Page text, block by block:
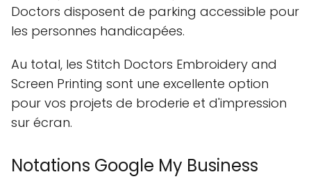
Doctors disposent de parking accessible pour
les personnes handicapées.
Au total, les Stitch Doctors Embroidery and
Screen Printing sont une excellente option
pour vos projets de broderie et d'impression
sur écran.
Notations Google My Business